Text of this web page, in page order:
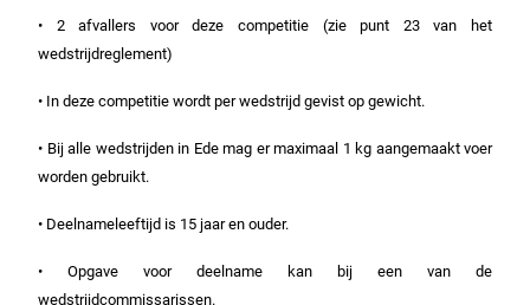
• 2 afvallers voor deze competitie (zie punt 23 van het
wedstrijdreglement)
• In deze competitie wordt per wedstrijd gevist op gewicht.
• Bij alle wedstrijden in Ede mag er maximaal 1 kg aangemaakt voer
worden gebruikt.
• Deelnameleeftijd is 15 jaar en ouder.
• Opgave voor deelname kan bij een van de
wedstrijdcommissarissen.